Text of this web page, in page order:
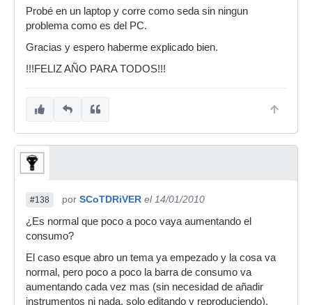
Probé en un laptop y corre como seda sin ningun
problema como es del PC.
Gracias y espero haberme explicado bien.
!!!FELIZ AÑO PARA TODOS!!!
#138 por SCoTDRiVER el 14/01/2010
¿Es normal que poco a poco vaya aumentando el
consumo?
El caso esque abro un tema ya empezado y la cosa va
normal, pero poco a poco la barra de consumo va
aumentando cada vez mas (sin necesidad de añadir
instrumentos ni nada, solo editando y reproduciendo),